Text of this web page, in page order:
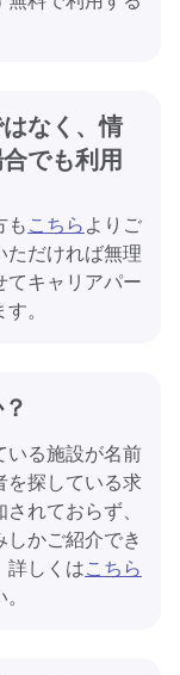
なく、情
でも利用
もこちらよりご
ただければ無理
てキャリアパー
。
いる施設が名前
を探している求
れておらず、
かご紹介でき
詳しくはこちら